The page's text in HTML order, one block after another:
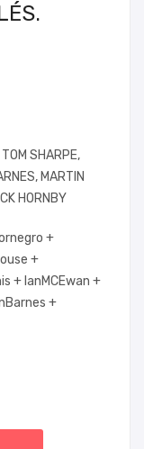
TOM SHARPE,
MARTIN
HORNBY
+
+
+ IanMCEwan +
+